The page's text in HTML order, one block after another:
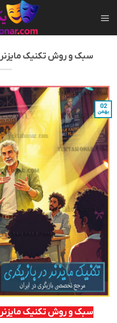
سبک و روش تکنیک مایزنر
02
بهمن
سبک و روش تکنیک مایزنر